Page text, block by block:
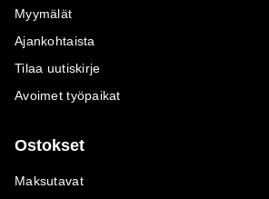
Myymälät
Ajankohtaista
Tilaa uutiskirje
Avoimet työpaikat
Ostokset
Maksutavat